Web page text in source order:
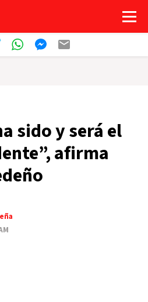
sido y será el
afirma